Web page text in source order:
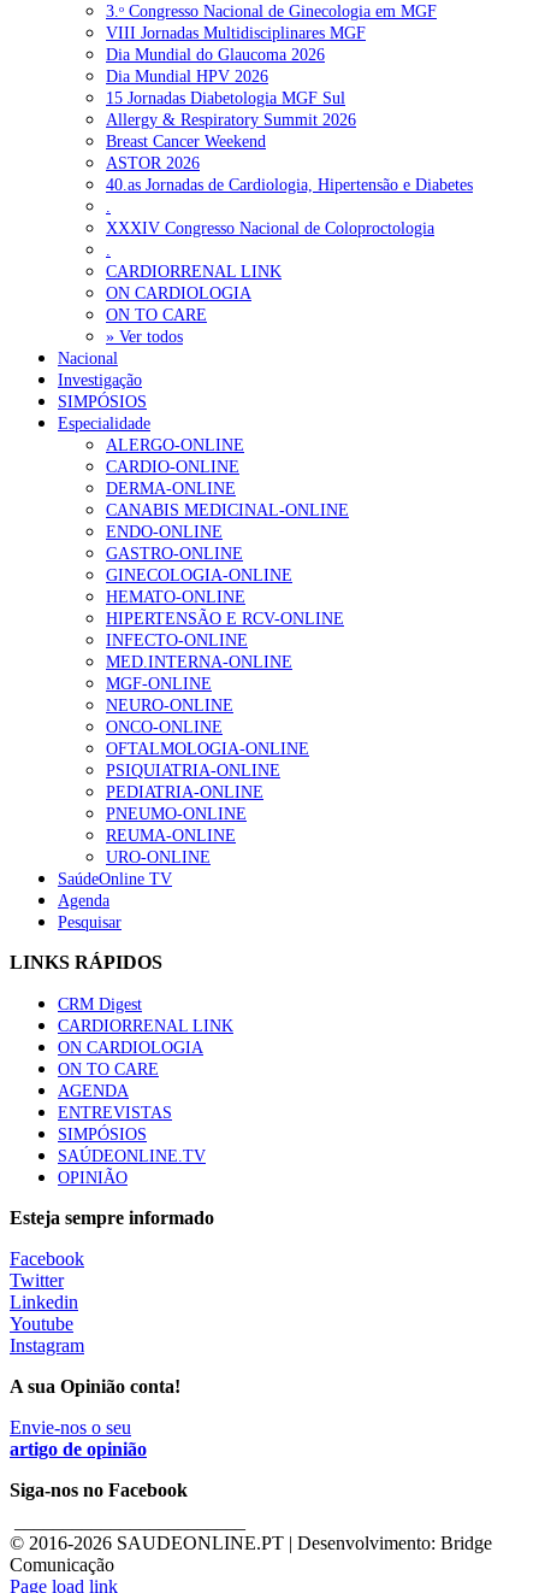
3.ᵒ Congresso Nacional de Ginecologia em MGF
VIII Jornadas Multidisciplinares MGF
Dia Mundial do Glaucoma 2026
Dia Mundial HPV 2026
15 Jornadas Diabetologia MGF Sul
Allergy & Respiratory Summit 2026
Breast Cancer Weekend
ASTOR 2026
40.as Jornadas de Cardiologia, Hipertensão e Diabetes
XXXIV Congresso Nacional de Coloproctologia
CARDIORRENAL LINK
ON CARDIOLOGIA
ON TO CARE
» Ver todos
Nacional
Investigação
SIMPÓSIOS
Especialidade
ALERGO-ONLINE
CARDIO-ONLINE
DERMA-ONLINE
CANABIS MEDICINAL-ONLINE
ENDO-ONLINE
GASTRO-ONLINE
GINECOLOGIA-ONLINE
HEMATO-ONLINE
HIPERTENSÃO E RCV-ONLINE
INFECTO-ONLINE
MED.INTERNA-ONLINE
MGF-ONLINE
NEURO-ONLINE
ONCO-ONLINE
OFTALMOLOGIA-ONLINE
PSIQUIATRIA-ONLINE
PEDIATRIA-ONLINE
PNEUMO-ONLINE
REUMA-ONLINE
URO-ONLINE
SaúdeOnline TV
Agenda
Pesquisar
LINKS RÁPIDOS
CRM Digest
CARDIORRENAL LINK
ON CARDIOLOGIA
ON TO CARE
AGENDA
ENTREVISTAS
SIMPÓSIOS
SAÚDEONLINE.TV
OPINIÃO
Esteja sempre informado
Facebook
Twitter
Linkedin
Youtube
Instagram
A sua Opinião conta!
Envie-nos o seu
artigo de opinião
Siga-nos no Facebook
© 2016-2026 SAUDEONLINE.PT | Desenvolvimento: Bridge
Comunicação
Page load link